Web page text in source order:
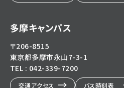
多摩キャンパス
〒206-8515
東京都多摩市永山7-3-1
TEL : 042-339-7200
交通アクセス バス時刻表